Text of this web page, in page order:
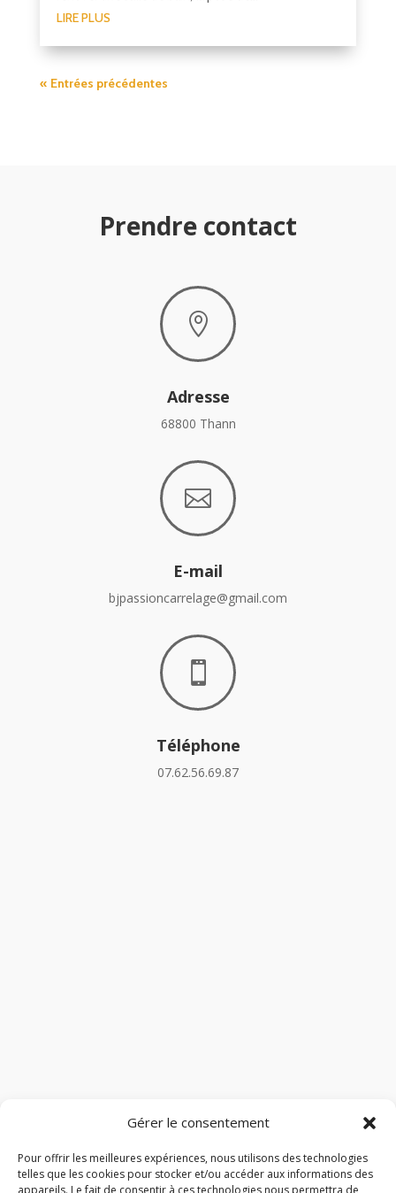
Gérer le consentement
Pour offrir les meilleures expériences, nous utilisons des technologies
telles que les cookies pour stocker et/ou accéder aux informations des
appareils. Le fait de consentir à ces technologies nous permettra de
LIRE PLUS
« Entrées précédentes
Prendre contact

Adresse
68800 Thann

E-mail
bjpassioncarrelage@gmail.com

Téléphone
07.62.56.69.87